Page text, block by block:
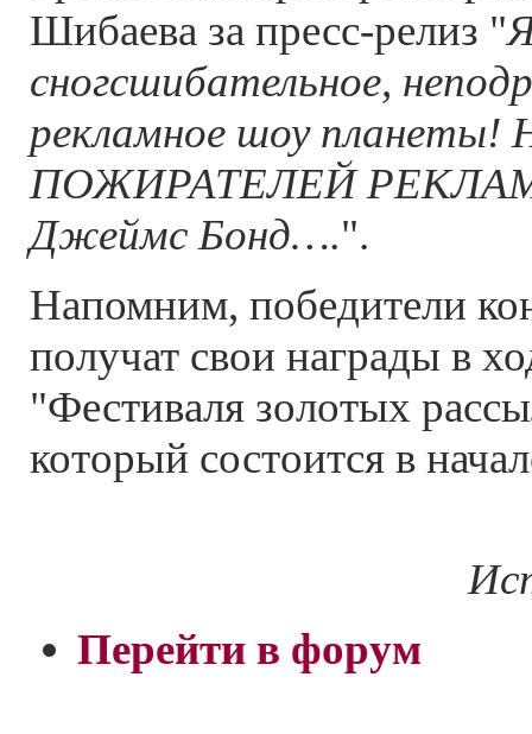
Шибаева за пресс-релиз "
сногсшибательное,
рекламное шоу
ПОЖИРАТЕЛЕЙ
Джеймс Бонд….".
Напомним, победители
получат свои награды в
"Фестиваля золотых
который состоится в
Перейти в форум